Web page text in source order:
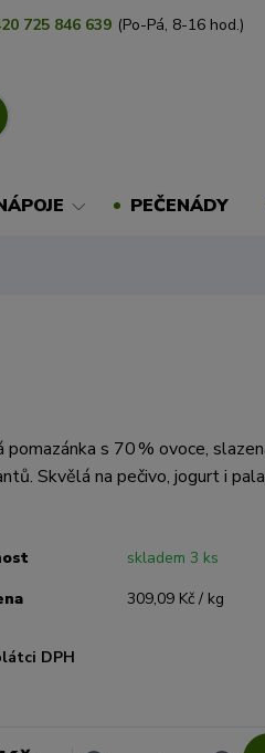
725 846 639 (Po-Pá, 8-16 hod.)
PEČENÁDY
pomazánka s 70 % ovoce,
Skvělá na pečivo, jogurt i
skladem 3 ks
309,09 Kč / kg
DPH